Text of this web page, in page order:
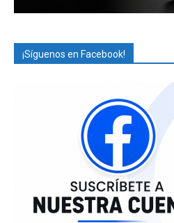
¡Síguenos en Facebook!